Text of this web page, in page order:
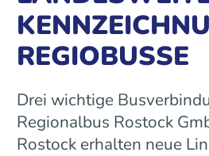
REGIOBUSSE
Drei wichtige
Regionalbus Rostock
Rostock erhalten neue